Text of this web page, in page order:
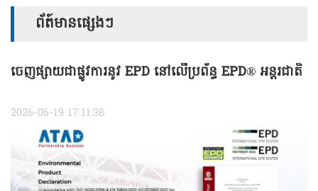
ព័ត៍មានផ្សេងៗ
ចេញផ្សាយជាផ្លូវការនូវ EPD នៅលើប្រព័ន្ធ EPD® អន្តរជាតិ
2026-06-19 17:11:38